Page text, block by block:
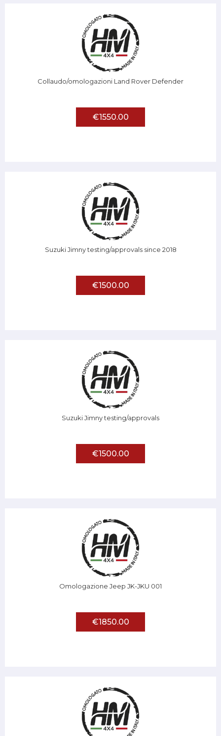
Collaudo/omologazioni Land Rover Defender
€1550.00
Suzuki Jimny testing/approvals since 2018
€1500.00
Suzuki Jimny testing/approvals
€1500.00
Omologazione Jeep JK-JKU 001
€1850.00